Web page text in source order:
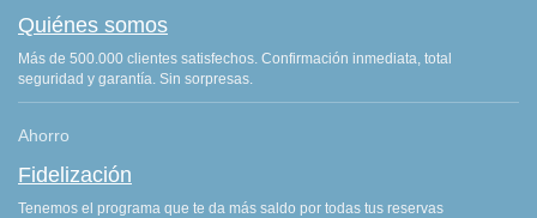
Quiénes somos
Más de 500.000 clientes satisfechos. Confirmación inmediata, total
seguridad y garantía. Sin sorpresas.
Ahorro
Fidelización
Tenemos el programa que te da más saldo por todas tus reservas